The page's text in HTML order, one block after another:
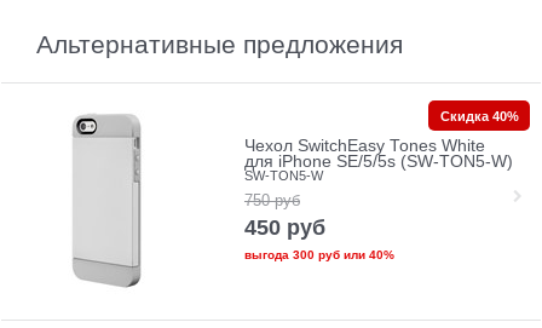
Альтернативные предложения
Чехол SwitchEasy Tones White
для iPhone SE/5/5s (SW-TON5-W)
SW-TON5-W
750 руб
450 руб
выгода 300 рубили 40%
Скидка 40%